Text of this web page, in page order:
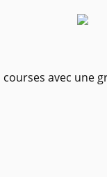
avec une